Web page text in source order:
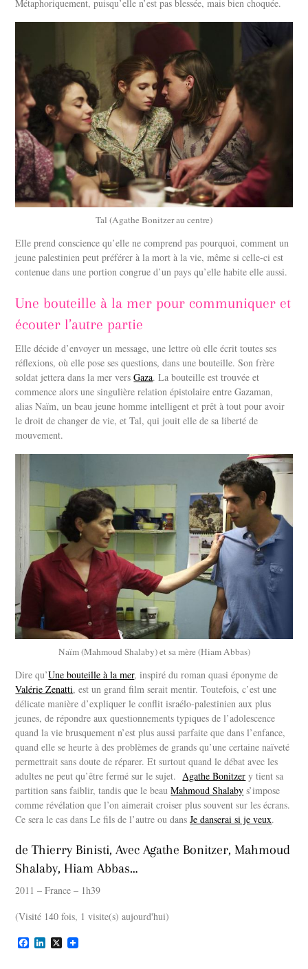
Métaphoriquement, puisqu’elle n’est pas blessée, mais bien choquée.
Tal (Agathe Bonitzer au centre)
Elle prend conscience qu’elle ne comprend pas pourquoi, comment un
jeune palestinien peut préférer à la mort à la vie, même si celle-ci est
contenue dans une portion congrue d’un pays qu’elle habite elle aussi.
Une bouteille à la mer pour communiquer et
écouter l’autre partie
Elle décide d’envoyer un message, une lettre où elle écrit toutes ses
réflexions, où elle pose ses questions, dans une bouteille. Son frère
soldat jettera dans la mer versGaza. La bouteille est trouvée et
commence alors une singulière relation épistolaire entre Gazaman,
alias Naïm, un beau jeune homme intelligent et prêt à tout pour avoir
le droit de changer de vie, et Tal, qui jouit elle de sa liberté de
mouvement.
Naïm (Mahmoud Shalaby) et sa mère (Hiam Abbas)
Dire qu’Une bouteille à la mer, inspiré du roman quasi éponyme de
Valérie Zenatti, est un grand film serait mentir. Toutefois, c’est une
délicate manière d’expliquer le conflit israélo-palestinien aux plus
jeunes, de répondre aux questionnements typiques de l’adolescence
quand la vie brusquement n’est plus aussi parfaite que dans l’enfance,
quand elle se heurte à des problèmes de grands qu’une certaine naïveté
permettrait sans doute de réparer. Et surtout quand le débat avec les
adultes ne peut qu’être fermé sur le sujet.Agathe Bonitzer y tient sa
partition sans faiblir, tandis que le beauMahmoud Shalaby s’impose
comme révélation que l’on aimerait croiser plus souvent sur les écrans.
Ce sera le cas dans Le fils de l’autre ou dansJe danserai si je veux.
de Thierry Binisti, Avec Agathe Bonitzer, Mahmoud
Shalaby, Hiam Abbas…
2011 – France – 1h39
(Visité 140 fois, 1 visite(s) aujourd'hui)
F L X